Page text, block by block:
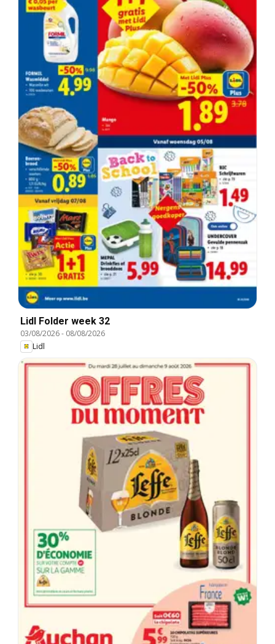
Lidl Folder week 32
03/08/2026- 08/08/2026
Lidl